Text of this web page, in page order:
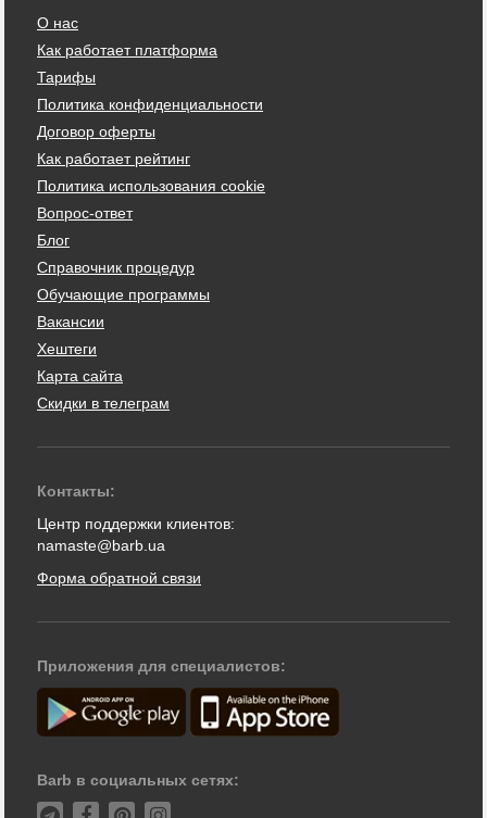
О нас
Как работает платформа
Тарифы
Политика конфиденциальности
Договор оферты
Как работает рейтинг
Политика использования cookie
Вопрос-ответ
Блог
Справочник процедур
Обучающие программы
Вакансии
Хештеги
Карта сайта
Скидки в телеграм
Контакты:
Центр поддержки клиентов:
namaste@barb.ua
Форма обратной связи
Приложения для специалистов:
Barb в социальных сетях: